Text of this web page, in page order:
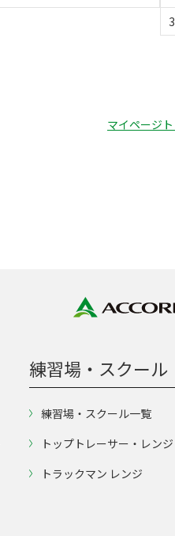
マイページ
練習場・スクール
練習場・スクール一覧
トップトレーサー・レンジ
トラックマン レンジ